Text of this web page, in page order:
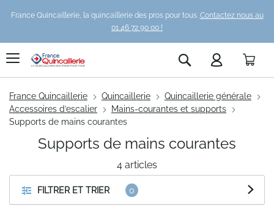
France Quincaillerie, la quincaillerie des pros pour tous. Contactez nous au
01 46 72 90 00 !
Rechercher
France Quincaillerie Quincaillerie
Quincaillerie générale
Accessoires d’escalier
Mains-courantes et supports
Supports de mains courantes
FILTRER ET TRIER
4 articles
Supports de mains courantes